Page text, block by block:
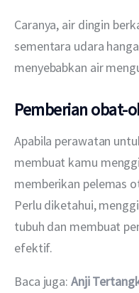
Caranya, air dingin
sementara udara
menyebabkan air
Pemberian obat-
Apabila perawatan
membuat kamu
memberikan pelemas
Perlu diketahui,
tubuh dan membuat
efektif.
Baca juga: Anji